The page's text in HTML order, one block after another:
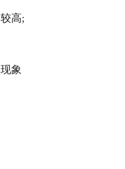
高;
象